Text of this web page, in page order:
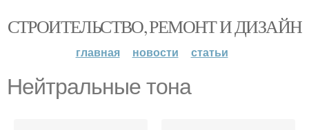
СТРОИТЕЛЬСТВО, РЕМОНТ И ДИЗАЙН
главная новости статьи
Нейтральные тона